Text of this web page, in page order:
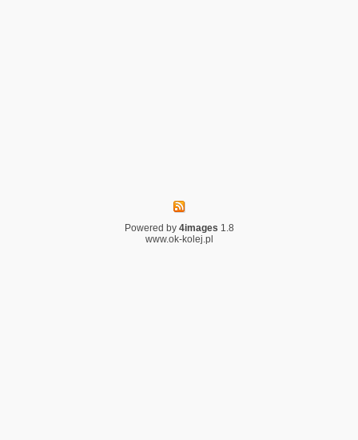
Powered by 4images 1.8
www.ok-kolej.pl